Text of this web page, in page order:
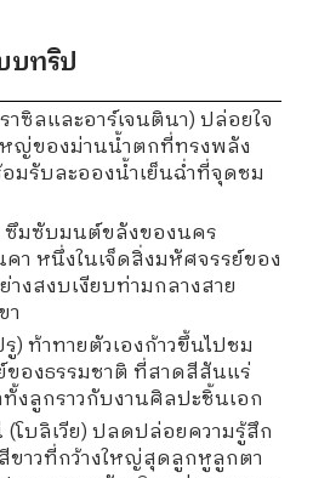
บทริป
ซิลและอาร์เจนตินา) ปล่อยใจ
หญ่ของม่านน้ำตกที่ทรงพลัง
มรับละอองน้ำเย็นฉ่ำที่จุดชม
ซึมซับมนต์ขลังของนคร
า หนึ่งในเจ็ดสิ่งมหัศจรรย์ของ
งสงบเงียบท่ามกลางสาย
า
รู) ท้าทายตัวเองก้าวขึ้นไปชม
องธรรมชาติ ที่สาดสีสันแร่
งลูกราวกับงานศิลปะชิ้นเอก
(โบลิเวีย) ปลดปล่อยความรู้สึก
ขาวที่กว้างใหญ่สุดลูกหูลูกตา